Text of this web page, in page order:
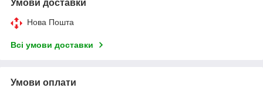
Умови доставки
Нова Пошта
Всі умови доставки
Умови оплати